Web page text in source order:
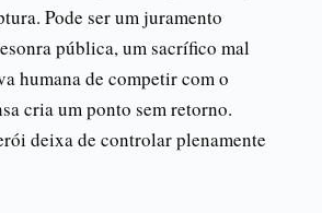
Pode ser um juramento
pública, um sacrífico mal
humana de competir com o
cria um ponto sem retorno.
deixa de controlar plenamente